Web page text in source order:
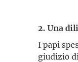
2. Una
I papi
giudizio